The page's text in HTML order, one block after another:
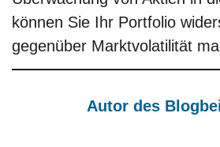
können Sie Ihr Portfolio
gegenüber Marktvolatilität
Autor des